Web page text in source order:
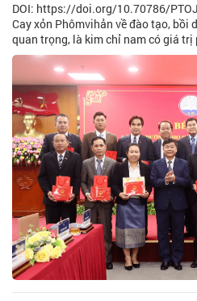
DOI: https://doi.org/10.70786/
Cay xỏn Phômvihản về đào tạo, bồi
quan trọng, là kim chỉ nam có giá